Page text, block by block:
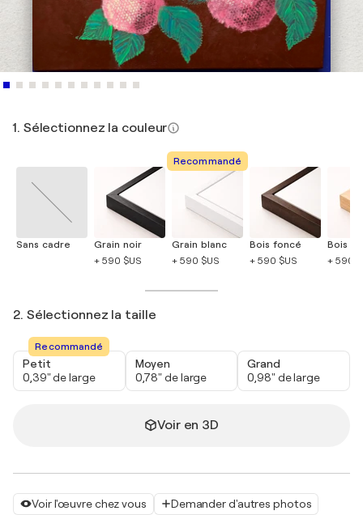
Voir l'œuvre chez vous Demander d'autres photos
1. Sélectionnez la couleur
Sans cadre
Grain noir
+ 590 $US
Recommandé
Grain blanc
+ 590 $US
Bois foncé
+ 590 $US
Bois
+ 590
2. Sélectionnez la taille
Recommandé
Petit
0,39" de large
Moyen
0,78" de large
Grand
0,98" de large
Voir en 3D